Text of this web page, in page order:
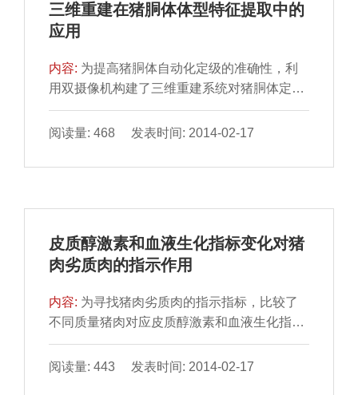
三维重建在猪胴体体型特征提取中的
应用
内容: 为提高猪胴体自动化定级的准确性，利
用双摄像机构建了三维重建系统对猪胴体定级
所涉及的胴体特征进 行提取，该系统通过胴体
图像处理、摄像...
阅读量: 468 发表时间: 2014-02-17
皮质醇激素和血液生化指标变化对猪
肉劣质肉的指示作用
内容: 为寻找猪肉劣质肉的指示指标，比较了
不同质量猪肉对应皮质醇激素和血液生化指标
的变化。结果表明，劣 质肉中白肌肉(PSE)对
应生猪血糖浓度...
阅读量: 443 发表时间: 2014-02-17